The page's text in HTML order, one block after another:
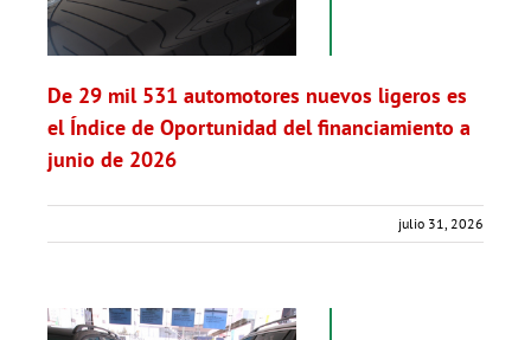
De 29 mil 531 automotores nuevos ligeros es
el Índice de Oportunidad del financiamiento a
junio de 2026
julio 31, 2026